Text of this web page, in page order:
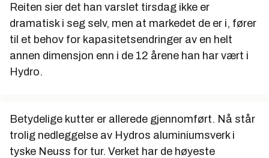
Reiten sier det han varslet tirsdag ikke er
dramatisk i seg selv, men at markedet de er i, fører
til et behov for kapasitetsendringer av en helt
annen dimensjon enn i de 12 årene han har vært i
Hydro.
Betydelige kutter er allerede gjennomført. Nå står
trolig nedleggelse av Hydros aluminiumsverk i
tyske Neuss for tur. Verket har de høyeste